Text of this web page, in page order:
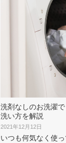
洗剤なしのお洗濯
洗い方を解説
2021年12月12日
いつも何気なく使